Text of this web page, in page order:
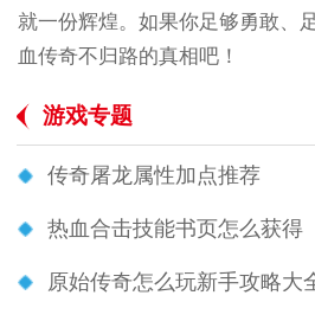
就一份辉煌。如果你足够勇敢、
血传奇不归路的真相吧！
游戏专题
传奇屠龙属性加点推荐
热血合击技能书页怎么获得
原始传奇怎么玩新手攻略大